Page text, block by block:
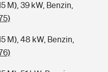
M), 39 kW, Benzin,
M), 48 kW, Benzin,